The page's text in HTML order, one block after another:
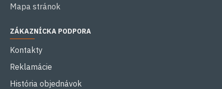
Mapa stránok
ZÁKAZNÍCKA PODPORA
Kontakty
Reklamácie
História objednávok